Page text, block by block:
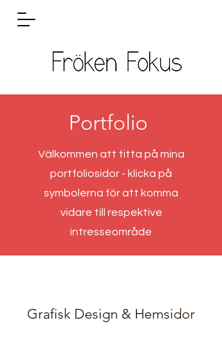
Portfolio
Välkommen att titta på mina
portfoliosidor - klicka på
symbolerna för att komma
vidare till respektive
intresseområde
Grafisk Design & Hemsidor